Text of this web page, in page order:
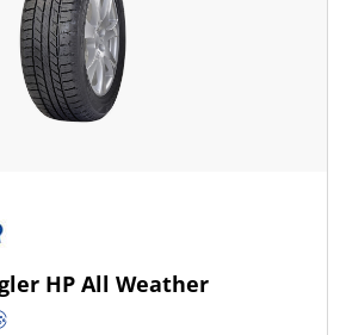
HP All Weather